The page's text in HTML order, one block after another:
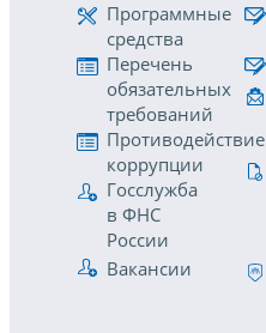
Программные
средства
Перечень
обязательных
требований
Противодействие
коррупции
Госслужба
в ФНС
России
Вакансии